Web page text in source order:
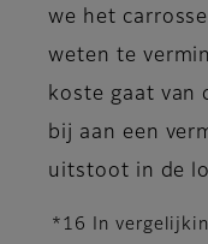
we het
weten te
koste gaat van
bij aan een
uitstoot in de
*16 In